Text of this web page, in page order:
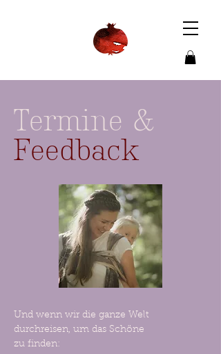
Termine &
Feedback
Und wenn wir die ganze Welt
durchreisen, um das Schöne
zu finden: